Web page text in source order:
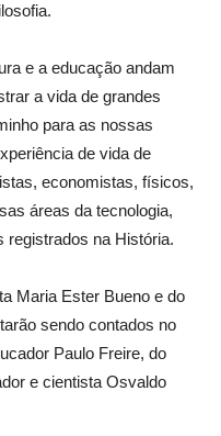
e a educação andam
a vida de grandes
para as nossas
de vida de
economistas, físicos,
áreas da tecnologia,
registrados na História.
Maria Ester Bueno e do
sendo contados no
Paulo Freire, do
e cientista Osvaldo